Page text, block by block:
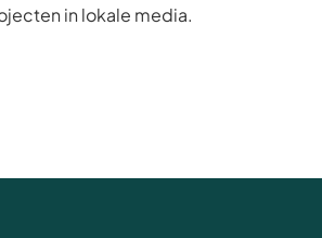
in lokale media.